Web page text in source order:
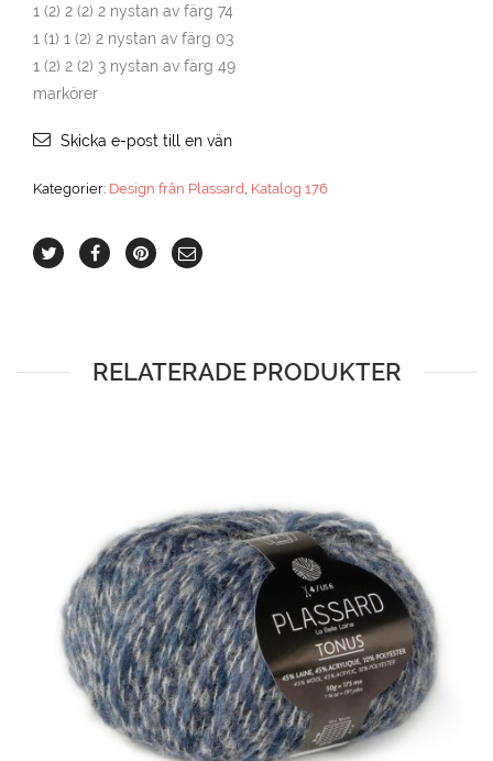
1 (2) 2 (2) 2 nystan av färg 74
1 (1) 1 (2) 2 nystan av färg 03
1 (2) 2 (2) 3 nystan av färg 49
markörer
Skicka e-post till en vän
Kategorier: Design från Plassard Katalog 176
RELATERADE PRODUKTER